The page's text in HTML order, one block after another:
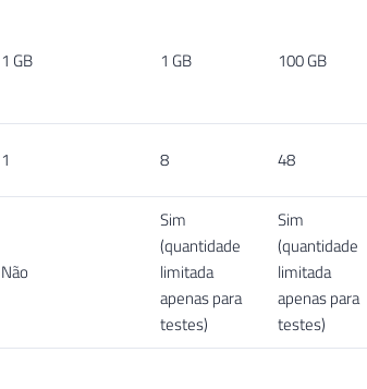
1 GB 1 GB 100 GB
1 8 48
Não
Sim
(quantidade
limitada
apenas para
testes)
Sim
(quantidade
limitada
apenas para
testes)